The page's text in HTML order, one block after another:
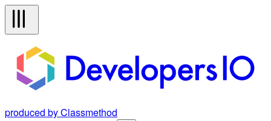
produced by Classmethod